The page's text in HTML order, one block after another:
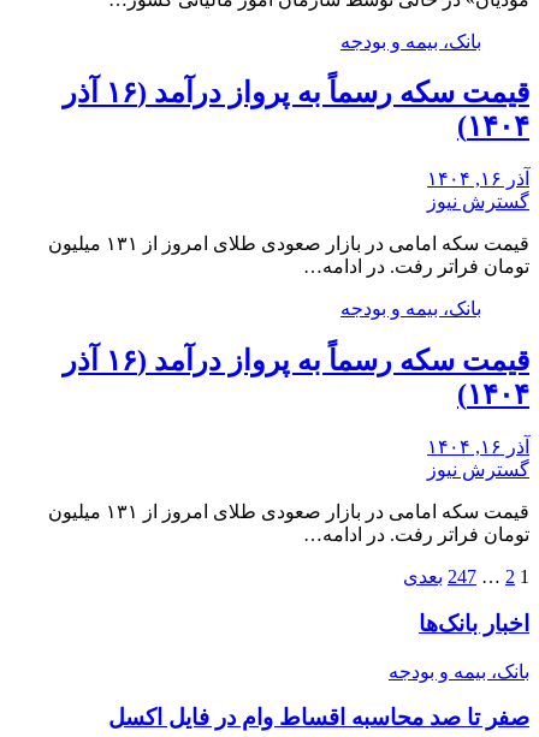
بانک، بیمه و بودجه
قیمت سکه رسماً به پرواز درآمد (۱۶ آذر
۱۴۰۴)
آذر ۱۶, ۱۴۰۴
گسترش نیوز
قیمت سکه امامی در بازار صعودی طلای امروز از ۱۳۱ میلیون
تومان فراتر رفت. در ادامه…
بانک، بیمه و بودجه
قیمت سکه رسماً به پرواز درآمد (۱۶ آذر
۱۴۰۴)
آذر ۱۶, ۱۴۰۴
گسترش نیوز
قیمت سکه امامی در بازار صعودی طلای امروز از ۱۳۱ میلیون
تومان فراتر رفت. در ادامه…
صفحه‌بندی
نوشته‌ها
1
2
…
247 بعدی
اخبار بانک‌ها
بانک، بیمه و بودجه
صفر تا صد محاسبه اقساط وام در فایل اکسل